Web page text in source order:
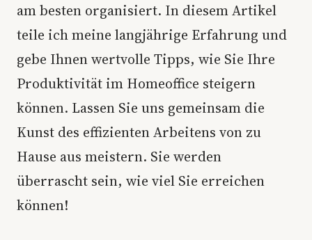
am besten organisiert. In diesem Artikel
teile ich meine langjährige Erfahrung und
gebe Ihnen wertvolle Tipps, wie Sie Ihre
Produktivität im Homeoffice steigern
können. Lassen Sie uns gemeinsam die
Kunst des effizienten Arbeitens von zu
Hause aus meistern. Sie werden
überrascht sein, wie viel Sie erreichen
können!